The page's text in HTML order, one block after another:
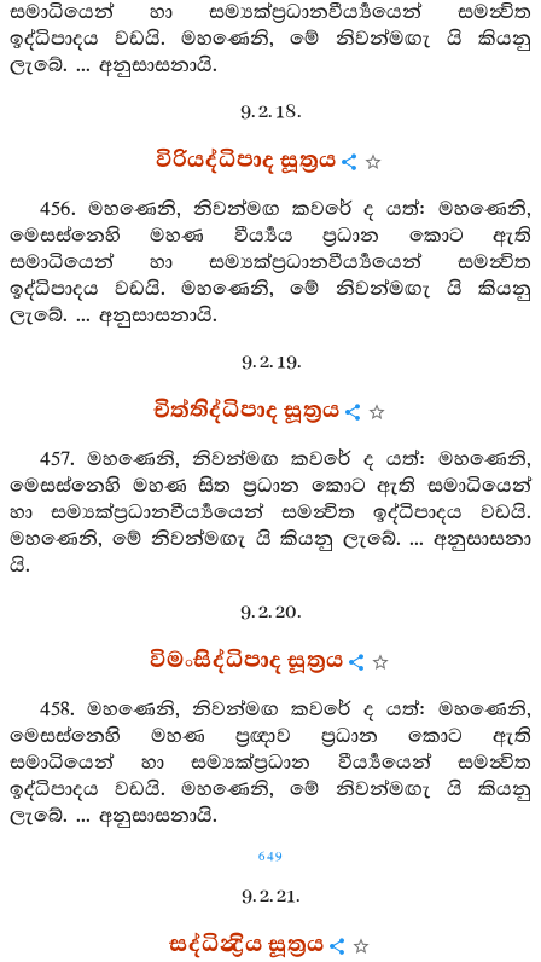
සමාධියෙන් හා සම්‍යක්ප්‍රධානවීර්‍ය්‍යයෙන් සමන්‍විත
ඉද්ධිපාදය වඩයි. මහණෙනි, මේ නිවන්මඟැ යි කියනු
ලැබේ. ... අනුසාසනායි.
9. 2. 18.
විරියද්ධිපාද සූත්‍රය
456. මහණෙනි, නිවන්මඟ කවරේ ද යත්: මහණෙනි,
මෙසස්නෙහි මහණ වීර්‍ය්‍යය ප්‍රධාන කොට ඇති
සමාධියෙන් හා සම්‍යක්ප්‍රධානවීර්‍ය්‍යයෙන් සමන්‍විත
ඉද්ධිපාදය වඩයි. මහණෙනි, මේ නිවන්මඟැ යි කියනු
ලැබේ. ... අනුසාසනායි.
9. 2. 19.
චිත්තිද්ධිපාද සූත්‍රය
457. මහණෙනි, නිවන්මඟ කවරේ ද යත්: මහණෙනි,
මෙසස්නෙහි මහණ සිත ප්‍රධාන කොට ඇති සමාධියෙන්
හා සම්‍යක්ප්‍රධානවීර්‍ය්‍යයෙන් සමන්‍විත ඉද්ධිපාදය වඩයි.
මහණෙනි, මේ නිවන්මඟැ යි කියනු ලැබේ. ... අනුසාසනා
යි.
9. 2. 20.
විමංසිද්ධිපාද සූත්‍රය
458. මහණෙනි, නිවන්මඟ කවරේ ද යත්: මහණෙනි,
මෙසස්නෙහි මහණ ප්‍රඥාව ප්‍රධාන කොට ඇති
සමාධියෙන් හා සම්‍යක්ප්‍රධාන වීර්‍ය්‍යයෙන් සමන්‍විත
ඉද්ධිපාදය වඩයි. මහණෙනි, මේ නිවන්මඟැ යි කියනු
ලැබේ. ... අනුසාසනායි.
649
9. 2. 21.
සද්ධින්‍ද්‍රිය සූත්‍රය